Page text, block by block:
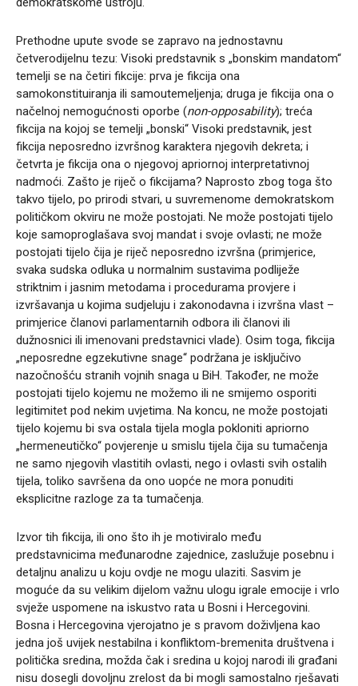
Prethodne upute svode se zapravo na jednostavnu
četverodijelnu tezu: Visoki predstavnik s „bonskim mandatom“
temelji se na četiri fikcije: prva je fikcija ona
samokonstituiranja ili samoutemeljenja; druga je fikcija ona o
načelnoj nemogućnosti oporbe (non-opposability); treća
fikcija na kojoj se temelji „bonski“ Visoki predstavnik, jest
fikcija neposredno izvršnog karaktera njegovih dekreta; i
četvrta je fikcija ona o njegovoj apriornoj interpretativnoj
nadmoći. Zašto je riječ o fikcijama? Naprosto zbog toga što
takvo tijelo, po prirodi stvari, u suvremenome demokratskom
političkom okviru ne može postojati. Ne može postojati tijelo
koje samoproglašava svoj mandat i svoje ovlasti; ne može
postojati tijelo čija je riječ neposredno izvršna (primjerice,
svaka sudska odluka u normalnim sustavima podliježe
striktnim i jasnim metodama i procedurama provjere i
izvršavanja u kojima sudjeluju i zakonodavna i izvršna vlast –
primjerice članovi parlamentarnih odbora ili članovi ili
dužnosnici ili imenovani predstavnici vlade). Osim toga, fikcija
„neposredne egzekutivne snage“ podržana je isključivo
nazočnošću stranih vojnih snaga u BiH. Također, ne može
postojati tijelo kojemu ne možemo ili ne smijemo osporiti
legitimitet pod nekim uvjetima. Na koncu, ne može postojati
tijelo kojemu bi sva ostala tijela mogla pokloniti apriorno
„hermeneutičko“ povjerenje u smislu tijela čija su tumačenja
ne samo njegovih vlastitih ovlasti, nego i ovlasti svih ostalih
tijela, toliko savršena da ono uopće ne mora ponuditi
eksplicitne razloge za ta tumačenja.
Izvor tih fikcija, ili ono što ih je motiviralo među
predstavnicima međunarodne zajednice, zaslužuje posebnu i
detaljnu analizu u koju ovdje ne mogu ulaziti. Sasvim je
moguće da su velikim dijelom važnu ulogu igrale emocije i vrlo
svježe uspomene na iskustvo rata u Bosni i Hercegovini.
Bosna i Hercegovina vjerojatno je s pravom doživljena kao
jedna još uvijek nestabilna i konfliktom-bremenita društvena i
politička sredina, možda čak i sredina u kojoj narodi ili građani
nisu dosegli dovoljnu zrelost da bi mogli samostalno rješavati